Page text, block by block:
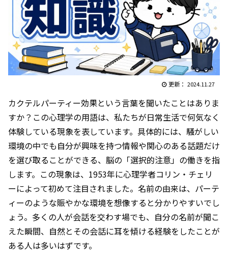
2024.11.27
カクテルパーティー効果という言葉を聞いたことはありま
すか？この心理学の用語は、私たちが日常生活で何気なく
体験している現象を表しています。具体的には、騒がしい
環境の中でも自分が興味を持つ情報や関心のある話題だけ
を選び取ることができる、脳の「選択的注意」の働きを指
します。この現象は、1953年に心理学者コリン・チェリ
ーによって初めて注目されました。名前の由来は、パーテ
ィーのような賑やかな環境を想像すると分かりやすいでし
ょう。多くの人が会話を交わす場でも、自分の名前が聞こ
えた瞬間、自然とその会話に耳を傾ける経験をしたことが
ある人は多いはずです。